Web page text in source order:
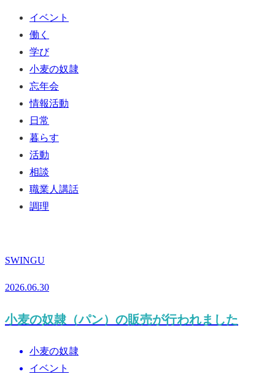
イベント
働く
学び
小麦の奴隷
忘年会
情報活動
日常
暮らす
活動
相談
職業人講話
調理
SWINGU
2026.06.30
小麦の奴隷（パン）の販売が行われました
小麦の奴隷
イベント